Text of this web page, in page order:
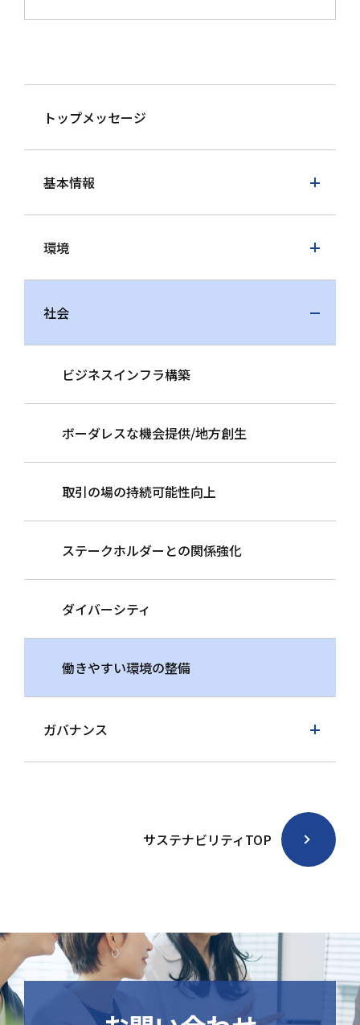
サステナビリティTOP
トップメッセージ
基本情報
環境
社会
ビジネスインフラ構築
ボーダレスな機会提供/地方創生
取引の場の持続可能性向上
ステークホルダーとの関係強化
ダイバーシティ
働きやすい環境の整備
ガバナンス